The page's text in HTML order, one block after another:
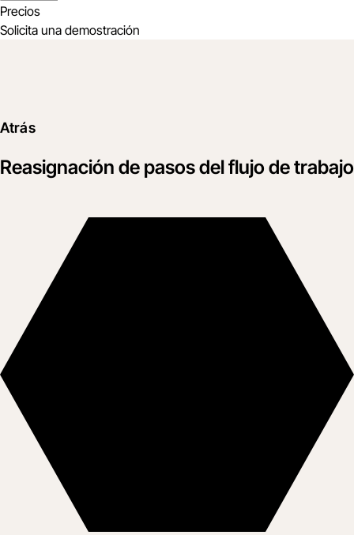
Precios
Solicita una demostración
Atrás
Reasignación de pasos del flujo de trabajo